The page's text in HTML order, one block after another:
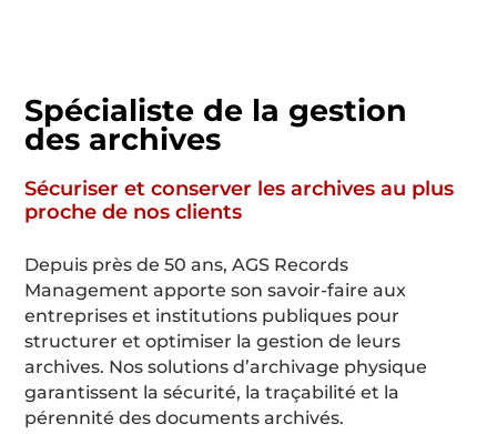
Spécialiste de la gestion
des archives
Sécuriser et conserver les archives au plus
proche de nos clients
Depuis près de50 ans, AGS Records
Management apporte son savoir-faire aux
entreprises et institutions publiques pour
structurer et optimiser la gestion de leurs
archives. Nos solutions d’archivage physique
garantissent la sécurité, la traçabilité et la
pérennité des documents archivés.